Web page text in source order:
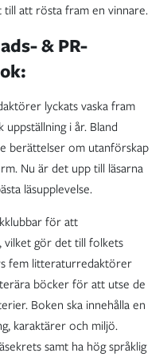
till att rösta fram en vinnare.
& PR-
lyckats vaska fram
i år. Bland
berättelser om utanförskap
Nu är det upp till läsarna
läsupplevelse.
för att
vilket gör det till folkets
fem litteraturredaktörer
böcker för att utse de
Boken ska innehålla en
karaktärer och miljö.
samt ha hög språklig